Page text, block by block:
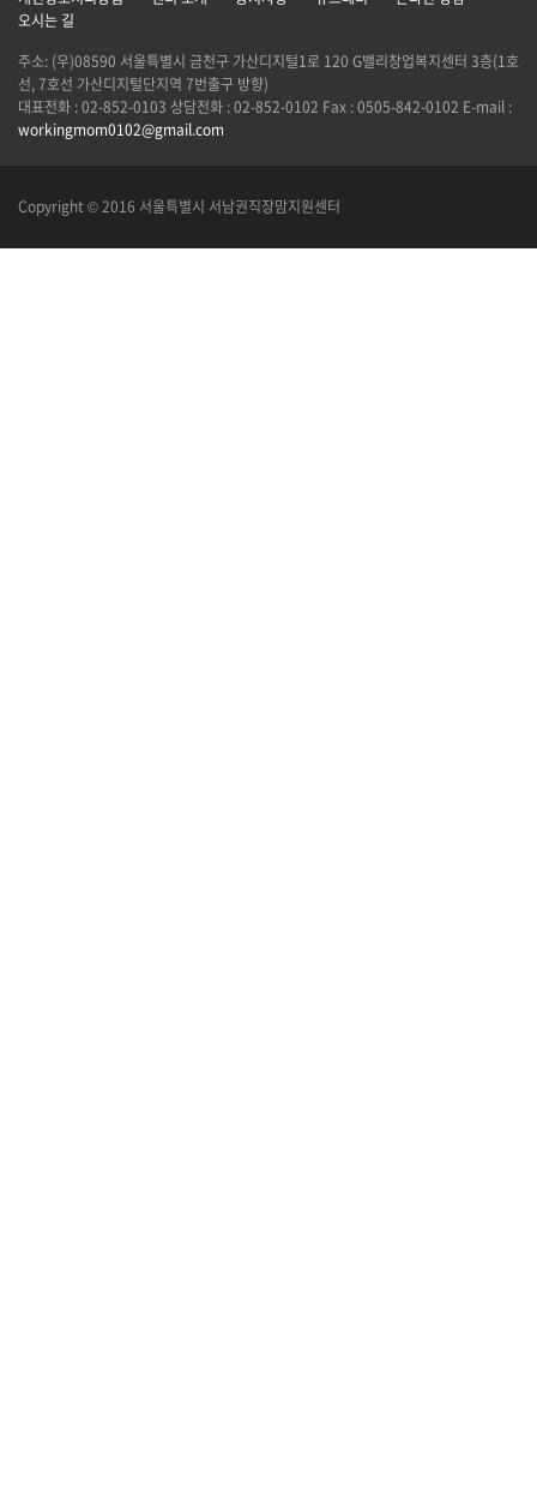
오시는 길
주소: (우)08590 서울특별시 금천구 가산디지털1로 120 G밸리창업복지센터 3층(1호
선, 7호선 가산디지털단지역 7번출구 방향)
대표전화 : 02-852-0103 상담전화 : 02-852-0102 Fax : 0505-842-0102 E-mail :
workingmom0102@gmail.com
Copyright © 2016 서울특별시 서남권직장맘지원센터